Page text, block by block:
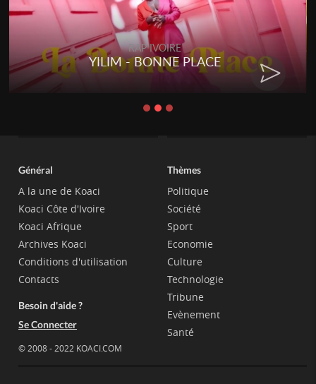
RAP IVOIRE
YILIM - BONNE PLACE
Général
A la une de Koaci
Koaci Côte d'Ivoire
Koaci Afrique
Archives Koaci
Conditions d'utilisation
Contacts
Besoin d'aide ?
Se Connecter
© 2008 - 2022 KOACI.COM
Thèmes
Politique
Société
Sport
Economie
Culture
Technologie
Tribune
Evènement
Santé